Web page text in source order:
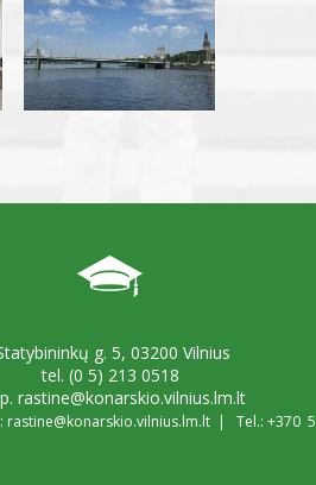
g. 5, 03200 Vilnius
tel. (0 5) 213 0518
rastine@konarskio.vilnius.lm.lt
rastine@konarskio.vilnius.lm.lt | Tel.: +370 5